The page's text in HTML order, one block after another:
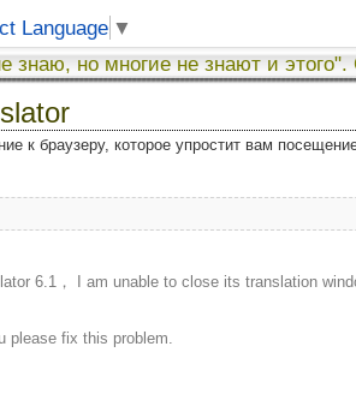
Language ▼
знаю, но многие не знают и этого".
к браузеру, которое упростит вам
6.1， I am unable to close its translation
please fix this problem.